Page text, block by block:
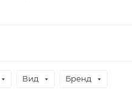
Вид Бренд